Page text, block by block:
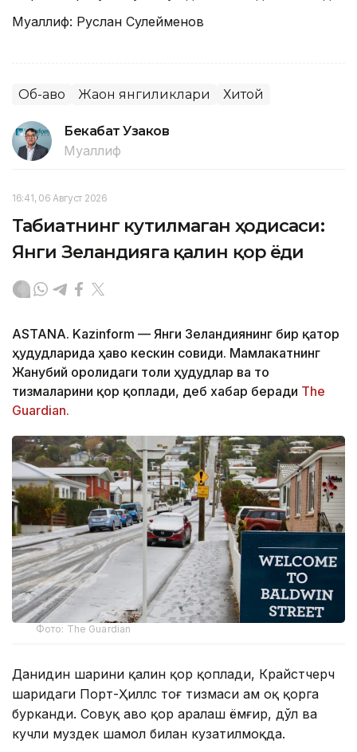
Муаллиф: Руслан Сулейменов
Об-ҳаво Жаҳон янгиликлари Хитой
Бекабат Узаков
Муаллиф
16:41, 06 Август 2026
Табиатнинг кутилмаган ҳодисаси:
Янги Зеландияга қалин қор ёғди
ASTANA. Kazinform — Янги Зеландиянинг бир қатор
ҳудудларида ҳаво кескин совиди. Мамлакатнинг
Жанубий оролидаги тоғли ҳудудлар ва тоғ
тизмаларини қор қоплади, деб хабар беради The
Guardian.
Фото: The Guardian
Данидин шаҳрини қалин қор қоплади, Крайстчерч
шаҳридаги Порт-Ҳиллс тоғ тизмаси ҳам оқ қорга
бурканди. Совуқ ҳаво қор аралаш ёмғир, дўл ва
кучли муздек шамол билан кузатилмоқда.